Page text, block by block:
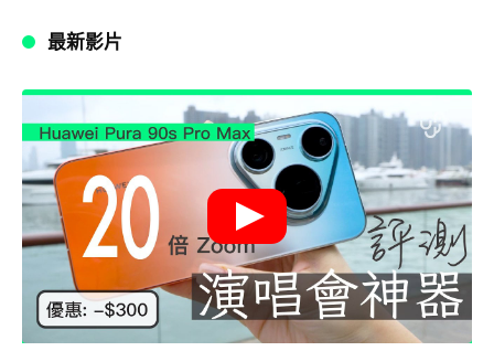
最新影片